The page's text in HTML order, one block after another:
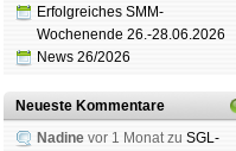
Erfolgreiches SMM-
Wochenende 26.-28.06.2026
News 26/2026
Neueste Kommentare
Nadine vor 1 Monat zu SGL-